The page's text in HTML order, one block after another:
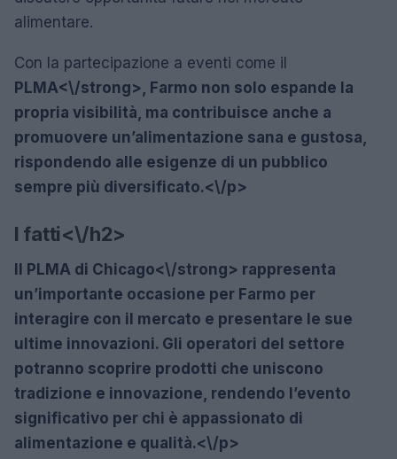
alimentare.
Con la partecipazione a eventi come il
PLMA<\/strong>, Farmo non solo espande la
propria visibilità, ma contribuisce anche a
promuovere un’alimentazione sana e gustosa,
rispondendo alle esigenze di un pubblico
sempre più diversificato.<\/p>
I fatti<\/h2>
Il PLMA di Chicago<\/strong> rappresenta
un’importante occasione per Farmo per
interagire con il mercato e presentare le sue
ultime innovazioni. Gli operatori del settore
potranno scoprire prodotti che uniscono
tradizione e innovazione, rendendo l’evento
significativo per chi è appassionato di
alimentazione e qualità.<\/p>